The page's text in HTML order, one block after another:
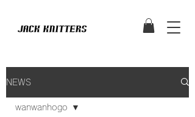
NEWS
wanwanhogo